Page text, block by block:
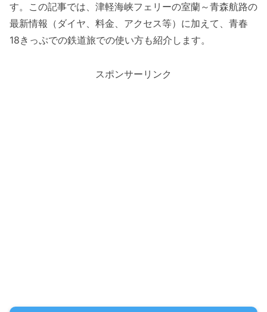
す。この記事では、津軽海峡フェリーの室蘭～青森航路の
最新情報（ダイヤ、料金、アクセス等）に加えて、青春
18きっぷでの鉄道旅での使い方も紹介します。
スポンサーリンク